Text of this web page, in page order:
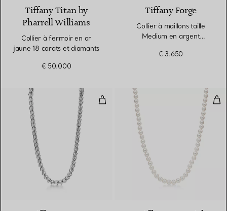
Tiffany Titan by
Pharrell Williams
Collier à fermoir en or
jaune 18 carats et diamants
€ 50.000
Tiffany Forge
Collier à maillons taille
Medium en argent
€ 3.650
Collier à maillons taille Medium